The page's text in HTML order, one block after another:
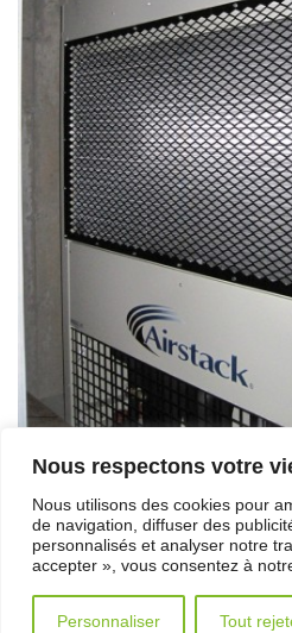
Nous respectons votre
Nous utilisons des cookies pour
de navigation, diffuser des
personnalisés et analyser notre
accepter », vous consentez à
Personnaliser Tout
Vous pouvez la mettre en favoris avec
ACCUEIL / PLAN DU SITE NOUS
POLITIQUE DE CONFIDENTIALITÉ
/